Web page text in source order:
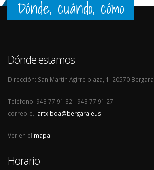
Dónde, cuándo, cómo
Dónde estamos
Dirección: San Martin Agirre plaza, 1. 20570 Bergara
Teléfono: 943 77 91 32 - 943 77 91 27
correo-e.: artxiboa@bergara.eus
Ver en el mapa
Horario